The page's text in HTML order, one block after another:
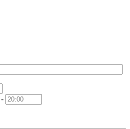
-